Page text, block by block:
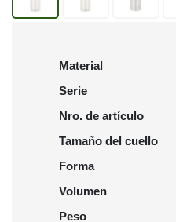
Material
Serie
Nro. de artículo
Tamaño del cuello
Forma
Volumen
Peso